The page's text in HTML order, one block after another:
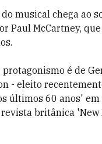
musical chega ao
Paul McCartney,
é de
- eleito
últimos 60 anos' em
britânica 'New